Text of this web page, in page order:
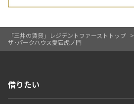
「三井の賃貸」レジデントファーストトップ
ザ･パークハウス愛宕虎ノ門
借りたい